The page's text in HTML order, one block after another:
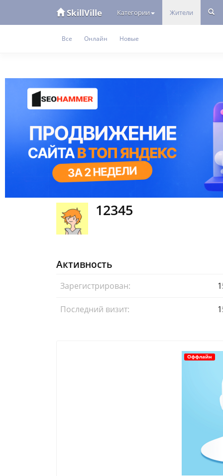
SkillVille Категории Жители
Все Онлайн Новые
12345
Активность
Зарегистрирован:
Последний визит:
Оффлайн